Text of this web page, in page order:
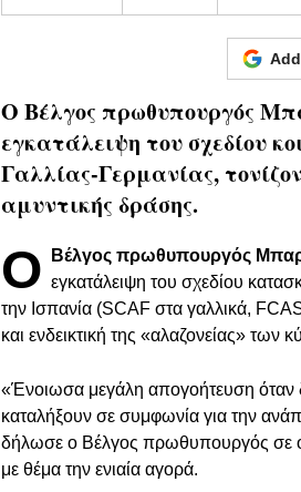
Ο Βέλγος πρωθυπουργός
εγκατάλειψη του σχεδίου
Γαλλίας-Γερμανίας,
αμυντικής δράσης.
Ο Βέλγος πρωθυπουργός
εγκατάλειψη του σχεδίου
την Ισπανία (SCAF στα γαλλικά,
και ενδεικτική της «αλαζονείας» των
«Ένοιωσα μεγάλη απογοήτευση όταν
καταλήξουν σε συμφωνία για την
δήλωσε ο Βέλγος πρωθυπουργός σε
με θέμα την ενιαία αγορά.